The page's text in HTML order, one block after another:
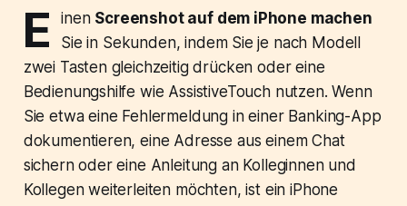
E inen Screenshot auf dem iPhone machen
Sie in Sekunden, indem Sie je nach Modell
zwei Tasten gleichzeitig drücken oder eine
Bedienungshilfe wie AssistiveTouch nutzen. Wenn
Sie etwa eine Fehlermeldung in einer Banking-App
dokumentieren, eine Adresse aus einem Chat
sichern oder eine Anleitung an Kolleginnen und
Kollegen weiterleiten möchten, ist ein iPhone